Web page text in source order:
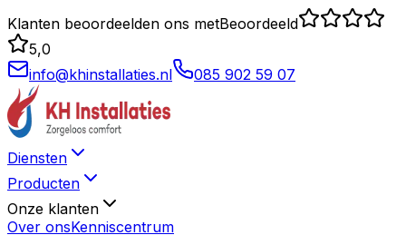
Klanten beoordeelden ons metBeoordeeld
5,0
info@khinstallaties.nl
085 902 59 07
Diensten
Producten
Onze klanten
Over onsKenniscentrum